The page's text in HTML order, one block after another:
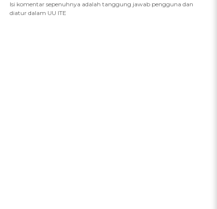
Isi komentar sepenuhnya adalah tanggung jawab pengguna dan
diatur dalam UU ITE